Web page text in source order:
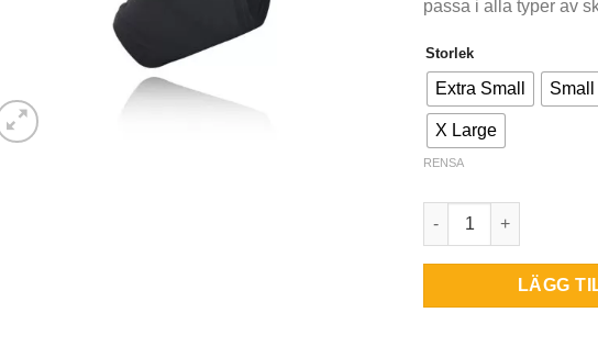
passa i alla typer av
Storlek
Extra Small Small
X Large
RENSA
Rehband UD X-Stable
LÄGG